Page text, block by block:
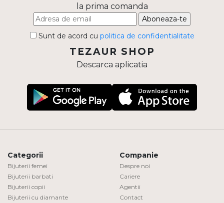
la prima comanda
Aboneaza-te
Sunt de acord cu politica de confidentialitate
TEZAUR SHOP
Descarca aplicatia
Categorii
Bijuterii femei
Bijuterii barbati
Bijuterii copii
Bijuterii cu diamante
Companie
Despre noi
Cariere
Agentii
Contact